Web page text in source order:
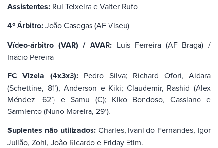
Assistentes: Rui Teixeira e Valter Rufo
4º Árbitro:João Casegas (AF Viseu)
Vídeo-árbitro (VAR) / AVAR: Luís Ferreira (AF Braga) /
Inácio Pereira
FC Vizela (4x3x3):Pedro Silva; Richard Ofori, Aidara
(Schettine, 81’), Anderson e Kiki; Claudemir, Rashid (Alex
Méndez, 62’) e Samu (C); Kiko Bondoso, Cassiano e
Sarmiento (Nuno Moreira, 29’).
Suplentes não utilizados:Charles, Ivanildo Fernandes, Igor
Julião, Zohi, João Ricardo e Friday Etim.